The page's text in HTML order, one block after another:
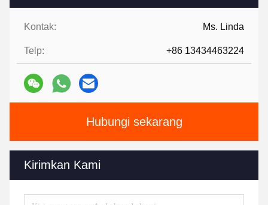
Kontak: Ms. Linda
Telp: +86 13434463224
Hubungi sekarang
Kirimkan Kami